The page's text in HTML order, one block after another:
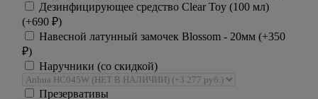
Дезинфицирующее средство Clear Toy (100 мл)
(+690 ₽)
Навесной латунный замочек Blossom - 20мм (+350
₽)
Наручники (со скидкой)
Презервативы